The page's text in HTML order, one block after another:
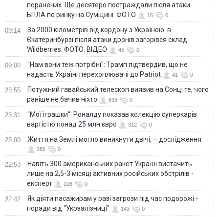
поранених. Ще десятеро постраждали після атаки
БПЛА по ринку на Сумщині. ФОТО
16 0
09:14
За 2000 кілометрів від кордону з Україною: в
Єкатеринбурзі після атаки дронів загорівся склад
Wildberries. ФОТО. ВІДЕО
45 0
09:00
"Нам вони теж потрібні": Трамп підтвердив, що не
надасть Україні перехоплювачі до Patriot
41 0
23:55
Потужний гавайський телескоп виявив на Сонці те, чого
раніше не бачив ніхто
633 0
23:31
"Мої іграшки": Роналду показав колекцію суперкарів
вартістю понад 25 млн євро
312 0
23:00 Життя на Землі могло виникнути двічі, – дослідження
386 0
22:53
Навіть 300 американських ракет Україні вистачить
лише на 2,5-3 місяці активних російських обстрілів -
експерт
106 0
22:42
Як діяти пасажирам у разі загрози під час подорожі -
поради від "Укрзалізниці"
143 0